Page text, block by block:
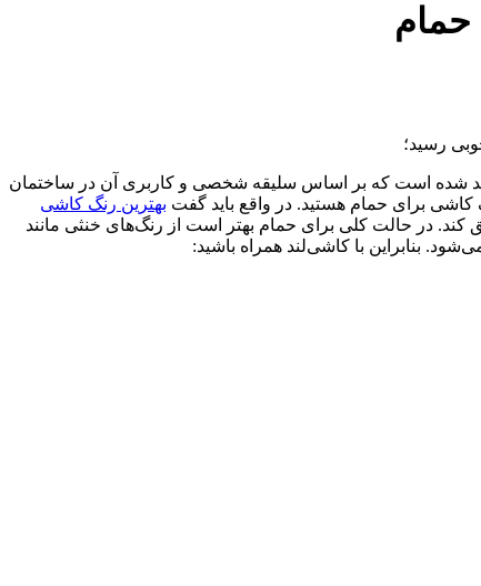
حمام
رسید؛
شده است که بر اساس سلیقه شخصی و کاربری آن در ساختمان
برای حمام هستید. در واقع باید گفت بهترین رنگ کاشی
در حالت کلی برای حمام بهتر است از رنگ‌های خنثی مانند
بنابراین با کاشی‌لند همراه باشید: